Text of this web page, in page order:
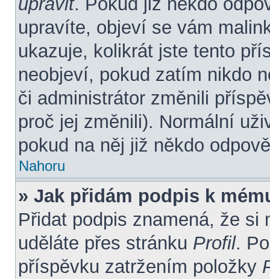
upravíte, objeví se vám
ukazuje, kolikrát jste tento
neobjeví, pokud zatím nikdo
či administrátor změnili
proč jej změnili). Normální
pokud na něj již někdo
Nahoru
» Jak přidám podpis k
Přidat podpis znamená, že
uděláte přes stránku Profil.
příspěvku zatržením položky